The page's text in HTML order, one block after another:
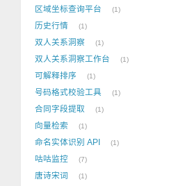
区域坐标查询平台 1
历史行情 1
双人关系洞察 1
双人关系洞察工作台 1
可解释排序 1
号码格式校验工具 1
合同字段提取 1
向量检索 1
命名实体识别 API 1
咕咕监控 7
唐诗宋词 1